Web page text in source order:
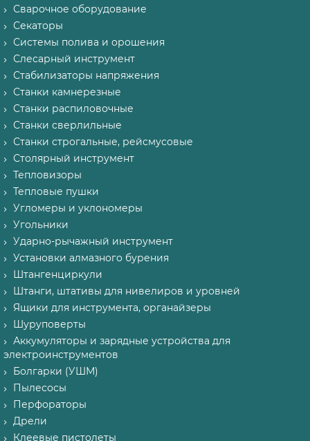
Сварочное оборудование
Секаторы
Системы полива и орошения
Слесарный инструмент
Стабилизаторы напряжения
Станки камнерезные
Станки распиловочные
Станки сверлильные
Станки строгальные, рейсмусовые
Столярный инструмент
Тепловизоры
Тепловые пушки
Угломеры и уклономеры
Угольники
Ударно-рычажный инструмент
Установки алмазного бурения
Штангенциркули
Штанги, штативы для нивелиров и уровней
Ящики для инструмента, органайзеры
Шуруповерты
Аккумуляторы и зарядные устройства для
электроинструментов
Болгарки (УШМ)
Пылесосы
Перфораторы
Дрели
Клеевые пистолеты